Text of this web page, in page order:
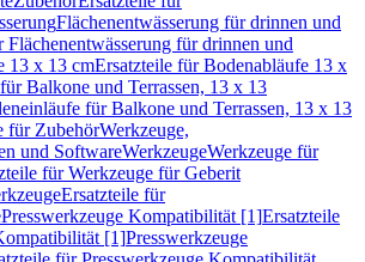
Flächenentwässerung für drinnen und
Flächenentwässerung für drinnen und
13 x 13 cmErsatzteile für Bodenabläufe 13 x
Balkone und Terrassen, 13 x 13
für Balkone und Terrassen, 13 x 13
für ZubehörWerkzeuge,
und SoftwareWerkzeugeWerkzeuge für
für Werkzeuge für Geberit
Ersatzteile für
Presswerkzeuge Kompatibilität [1]Ersatzteile
[1]Presswerkzeuge